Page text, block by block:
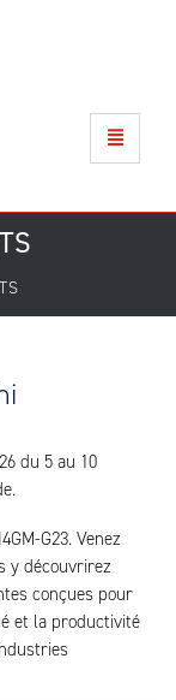
du 5 au 10
G23. Venez
y découvrirez
conçues pour
et la productivité